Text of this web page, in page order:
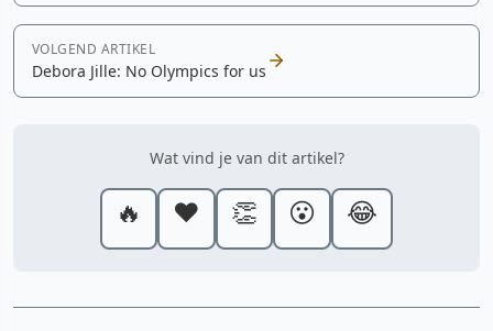
VOLGEND ARTIKEL
Debora Jille: No Olympics for us
Wat vind je van dit artikel?
🔥 ❤️ 👏 😮 😂